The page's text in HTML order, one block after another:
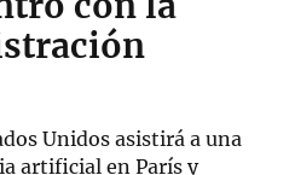
Unidos asistirá a una
artificial en París y